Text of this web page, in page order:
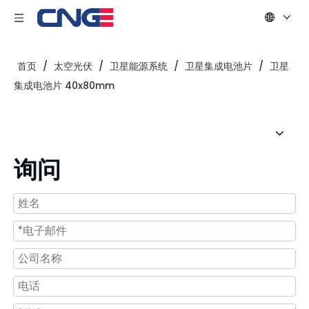
首页 / 太空光伏 / 卫星能源系统 / 卫星集成电池片 / 卫星
集成电池片 40x80mm
询问